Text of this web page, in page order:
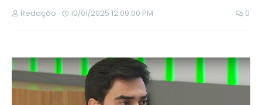
Redação 10/01/2025 12:09:00 PM 0